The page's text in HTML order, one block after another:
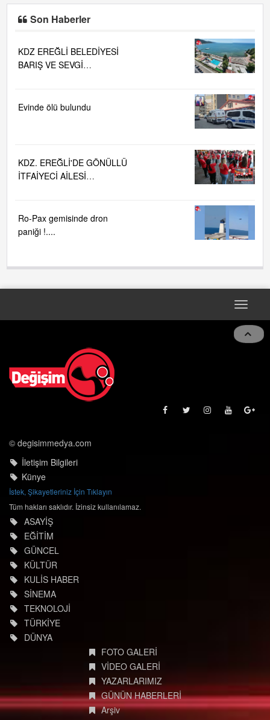
Son Haberler
KDZ EREĞLİ BELEDİYESİ
BARIŞ VE SEVGİ
Evinde ölü bulundu
KDZ. EREĞLİ'DE GÖNÜLLÜ
İTFAİYECİ AİLESİ
Ro-Pax gemisinde dron
paniği !....
Toggle
© degisimmedya.com
İletişim Bilgileri
Künye
İstek, Şikayetleriniz İçin Tıklayın
Tüm hakları saklıdır. İzinsiz kullanılamaz.
ASAYİŞ
EĞİTİM
GÜNCEL
KÜLTÜR
KULİS HABER
SİNEMA
TEKNOLOJİ
TÜRKİYE
DÜNYA
FOTO GALERİ
VİDEO GALERİ
YAZARLARIMIZ
GÜNÜN HABERLERİ
Arşiv